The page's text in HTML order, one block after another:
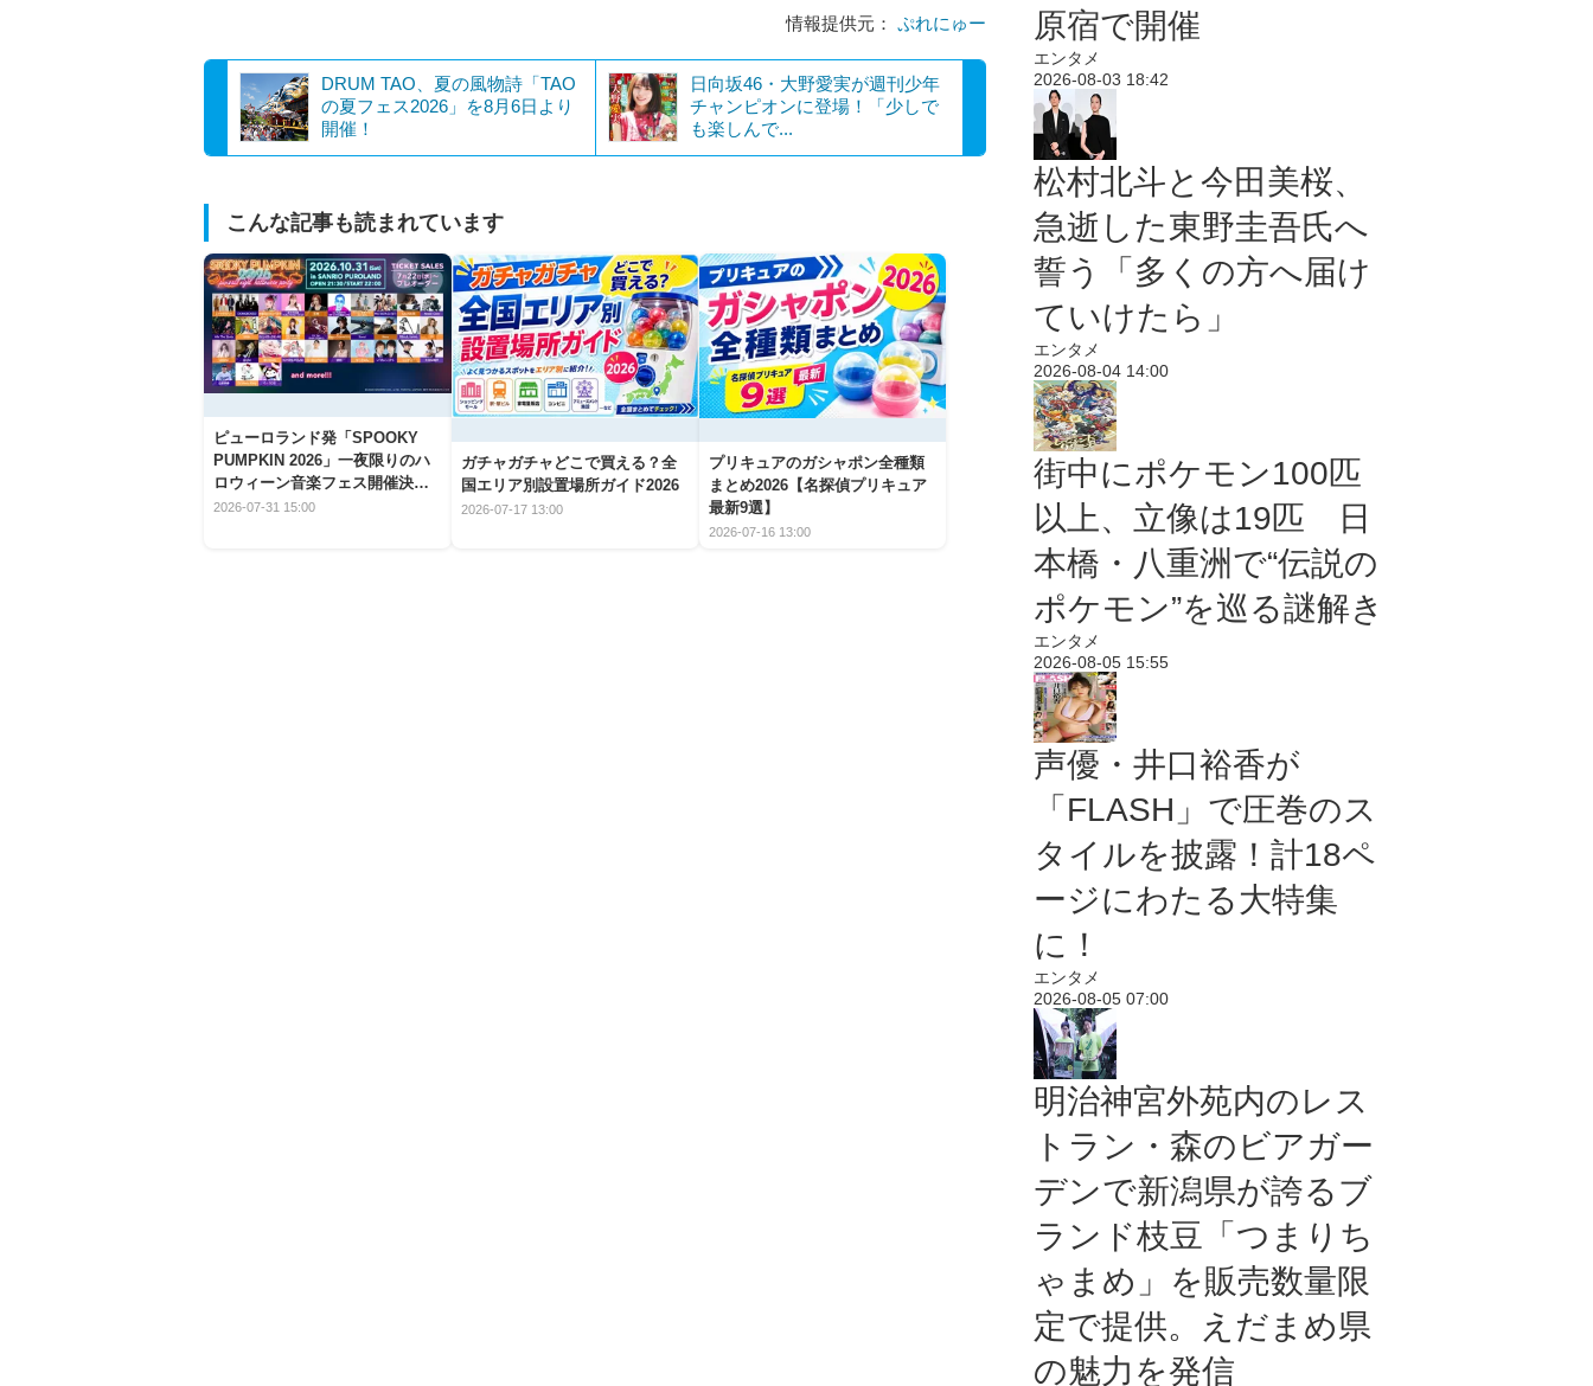
情報提供元： ぷれにゅー
DRUM TAO、夏の風物詩「TAO
の夏フェス2026」を8月6日より
開催！
日向坂46・大野愛実が週刊少年
チャンピオンに登場！「少しで
も楽しんで...
こんな記事も読まれています
ピューロランド発「SPOOKY
PUMPKIN 2026」一夜限りのハ
ロウィーン音楽フェス開催決
定！
2026-07-31 15:00
ガチャガチャどこで買える？全
国エリア別設置場所ガイド2026
2026-07-17 13:00
プリキュアのガシャポン全種類
まとめ2026【名探偵プリキュア
最新9選】
2026-07-16 13:00
原宿で開催
エンタメ
2026-08-03 18:42
松村北斗と今田美桜、
急逝した東野圭吾氏へ
誓う「多くの方へ届け
ていけたら」
エンタメ
2026-08-04 14:00
街中にポケモン100匹
以上、立像は19匹 日
本橋・八重洲で“伝説の
ポケモン”を巡る謎解き
エンタメ
2026-08-05 15:55
声優・井口裕香が
「FLASH」で圧巻のス
タイルを披露！計18ペ
ージにわたる大特集
に！
エンタメ
2026-08-05 07:00
明治神宮外苑内のレス
トラン・森のビアガー
デンで新潟県が誇るブ
ランド枝豆「つまりち
ゃまめ」を販売数量限
定で提供。えだまめ県
の魅力を発信